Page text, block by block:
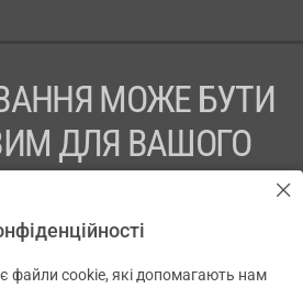
МОЖЕ БУТИ
ДЛЯ ВАШОГО
ПРЕПАРАТУ ПРОКОНСУЛЬТУЙТЕСЬ
файли cookie, які допомагають нам